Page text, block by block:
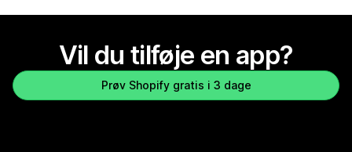
Vil du tilføje en app?
Prøv Shopify gratis i 3 dage